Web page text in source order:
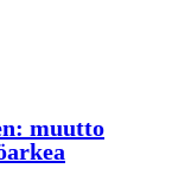
muutto